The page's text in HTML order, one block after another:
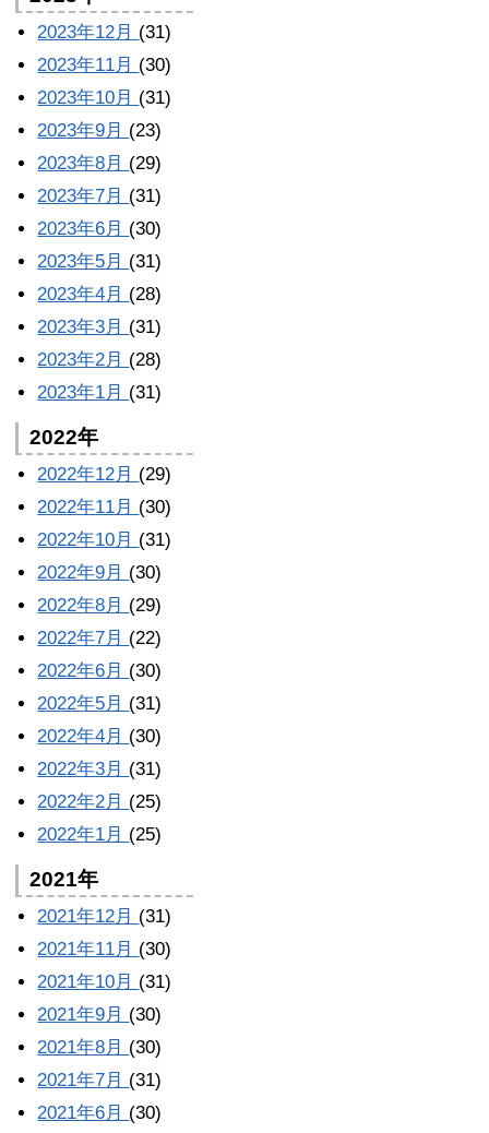
2023年12月 (31)
2023年11月 (30)
2023年10月 (31)
2023年9月 (23)
2023年8月 (29)
2023年7月 (31)
2023年6月 (30)
2023年5月 (31)
2023年4月 (28)
2023年3月 (31)
2023年2月 (28)
2023年1月 (31)
2022年
2022年12月 (29)
2022年11月 (30)
2022年10月 (31)
2022年9月 (30)
2022年8月 (29)
2022年7月 (22)
2022年6月 (30)
2022年5月 (31)
2022年4月 (30)
2022年3月 (31)
2022年2月 (25)
2022年1月 (25)
2021年
2021年12月 (31)
2021年11月 (30)
2021年10月 (31)
2021年9月 (30)
2021年8月 (30)
2021年7月 (31)
2021年6月 (30)